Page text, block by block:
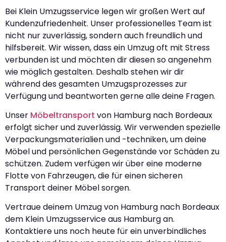
Bei Klein Umzugsservice legen wir großen Wert auf
Kundenzufriedenheit. Unser professionelles Team ist
nicht nur zuverlässig, sondern auch freundlich und
hilfsbereit. Wir wissen, dass ein Umzug oft mit Stress
verbunden ist und möchten dir diesen so angenehm
wie möglich gestalten. Deshalb stehen wir dir
während des gesamten Umzugsprozesses zur
Verfügung und beantworten gerne alle deine Fragen.
Unser Möbeltransport von Hamburg nach Bordeaux
erfolgt sicher und zuverlässig. Wir verwenden spezielle
Verpackungsmaterialien und -techniken, um deine
Möbel und persönlichen Gegenstände vor Schäden zu
schützen. Zudem verfügen wir über eine moderne
Flotte von Fahrzeugen, die für einen sicheren
Transport deiner Möbel sorgen.
Vertraue deinem Umzug von Hamburg nach Bordeaux
dem Klein Umzugsservice aus Hamburg an.
Kontaktiere uns noch heute für ein unverbindliches